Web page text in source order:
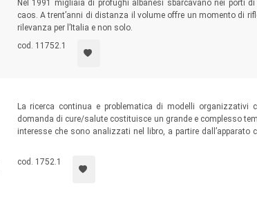
Nel 1991 migliaia di profughi albanesi sbarcavano nei porti
caos. A trent’anni di distanza il volume offre un momento di
rilevanza per l’Italia e non solo.
cod. 11752.1
La ricerca continua e problematica di modelli organizzativi
domanda di cure/salute costituisce un grande e complesso
interesse che sono analizzati nel libro, a partire dall’apparato
malattia e salute, proseguendo sull’importanza del
socioeconomici e per giungere, infine, alla necessità di
distretti sociosanitari e Comuni, senza dimenticare la
cod. 1752.1